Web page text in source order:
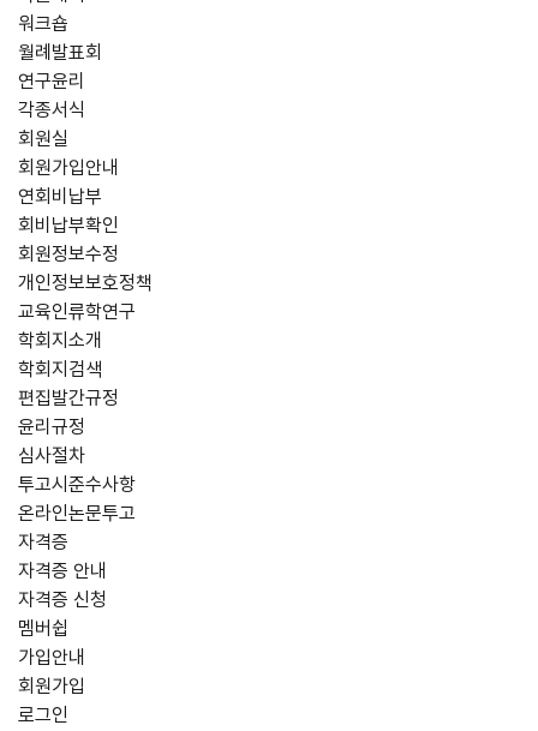
워크숍
월례발표회
연구윤리
각종서식
회원실
회원가입안내
연회비납부
회비납부확인
회원정보수정
개인정보보호정책
교육인류학연구
학회지소개
학회지검색
편집발간규정
윤리규정
심사절차
투고시준수사항
온라인논문투고
자격증
자격증 안내
자격증 신청
멤버쉽
가입안내
회원가입
로그인